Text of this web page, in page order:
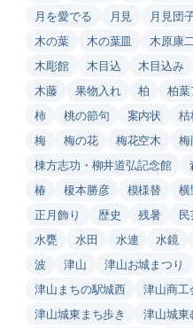
月を愛でる
月見 月見団
木の葉
木の葉皿 木原康二
木彫館
木目込 木目込み
木藤
果物入れ 柏 柏葉
柿
桃の節句 案内状 桔
梅
梅の花 梅花空木
棟方志功・柳井道弘記念館
椿
榎本勝彦 模様替
正月飾り
歴史 残暑
水甕
水田 水連 水鏡
波
津山 津山お城まつり
津山まちの駅城西
津山商工
津山城東まち歩き
津山城東